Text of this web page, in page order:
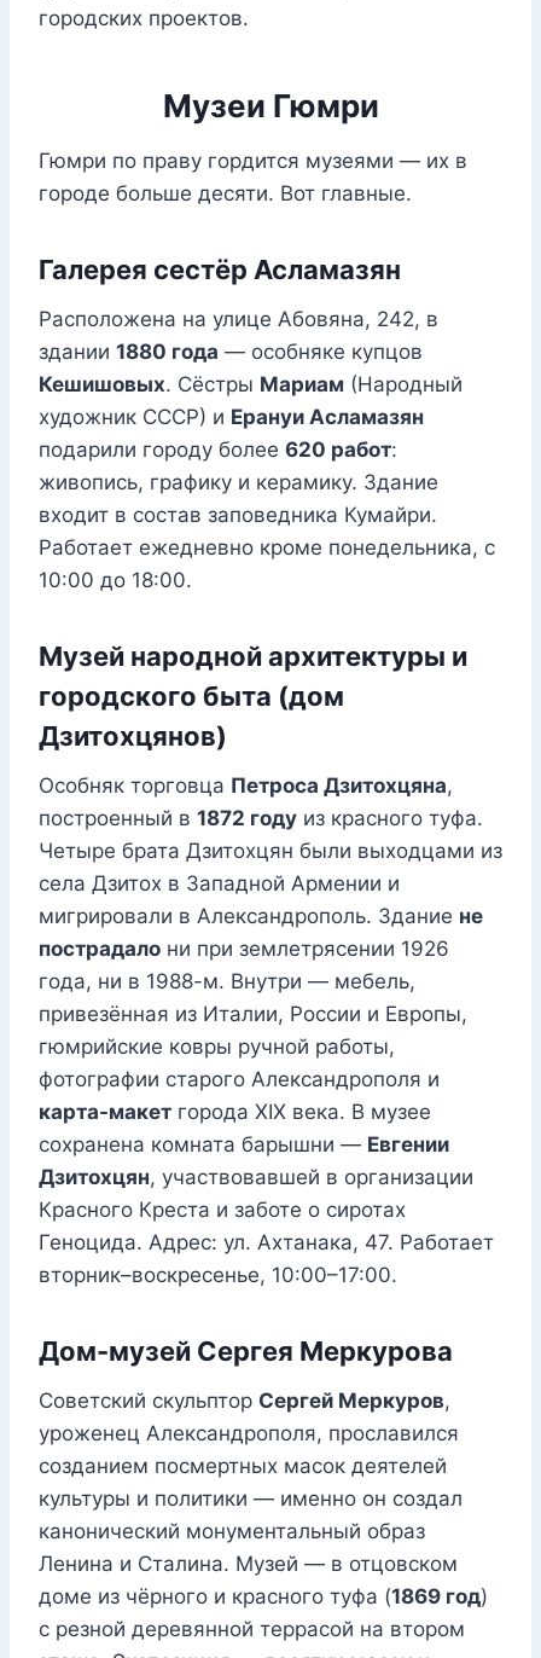
городских проектов.
Музеи Гюмри
Гюмри по праву гордится музеями — их в
городе больше десяти. Вот главные.
Галерея сестёр Асламазян
Расположена на улице Абовяна, 242, в
здании 1880 года — особняке купцов
Кешишовых. Сёстры Мариам (Народный
художник СССР) и Ерануи Асламазян
подарили городу более 620 работ:
живопись, графику и керамику. Здание
входит в состав заповедника Кумайри.
Работает ежедневно кроме понедельника, с
10:00 до 18:00.
Музей народной архитектуры и
городского быта (дом
Дзитохцянов)
Особняк торговца Петроса Дзитохцяна,
построенный в 1872 году из красного туфа.
Четыре брата Дзитохцян были выходцами из
села Дзитох в Западной Армении и
мигрировали в Александрополь. Здание не
пострадало ни при землетрясении 1926
года, ни в 1988-м. Внутри — мебель,
привезённая из Италии, России и Европы,
гюмрийские ковры ручной работы,
фотографии старого Александрополя и
карта-макет города XIX века. В музее
сохранена комната барышни — Евгении
Дзитохцян, участвовавшей в организации
Красного Креста и заботе о сиротах
Геноцида. Адрес: ул. Ахтанака, 47. Работает
вторник–воскресенье, 10:00–17:00.
Дом-музей Сергея Меркурова
Советский скульптор Сергей Меркуров,
уроженец Александрополя, прославился
созданием посмертных масок деятелей
культуры и политики — именно он создал
канонический монументальный образ
Ленина и Сталина. Музей — в отцовском
доме из чёрного и красного туфа (1869 год)
с резной деревянной террасой на втором